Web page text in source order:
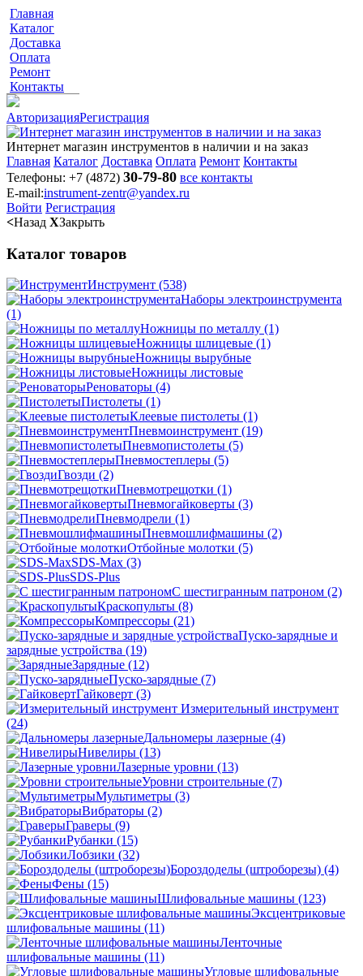
Главная
Каталог
Доставка
Оплата
Ремонт
Контакты
АвторизацияРегистрация
Интернет магазин инструментов в наличии и на заказ
Главная Каталог Доставка Оплата Ремонт Контакты
Телефоны: +7 (4872) 30-79-80 все контакты
E-mail:instrument-zentr@yandex.ru
Войти Регистрация
<Назад XЗакрыть
Каталог товаров
Инструмент (538)
Наборы электроинструмента
(1)
Ножницы по металлу (1)
Ножницы шлицевые (1)
Ножницы вырубные
Ножницы листовые
Реноваторы (4)
Пистолеты (1)
Клеевые пистолеты (1)
Пневмоинструмент (19)
Пневмопистолеты (5)
Пневмостеплеры (5)
Гвозди (2)
Пневмотрещотки (1)
Пневмогайковерты (3)
Пневмодрели (1)
Пневмошлифмашины (2)
Отбойные молотки (5)
SDS-Max (3)
SDS-Plus
C шестигранным патроном (2)
Краскопульты (8)
Компрессоры (21)
Пуско-зарядные и
зарядные устройства (19)
Зарядные (12)
Пуско-зарядные (7)
Гайковерт (3)
Измерительный инструмент
(24)
Дальномеры лазерные (4)
Нивелиры (13)
Лазерные уровни (13)
Уровни строительные (7)
Мультиметры (3)
Вибраторы (2)
Граверы (9)
Рубанки (15)
Лобзики (32)
Бороздоделы (штроборезы) (4)
Фены (15)
Шлифовальные машины (123)
Эксцентриковые
шлифовальные машины (11)
Ленточные
шлифовальные машины (11)
Угловые шлифовальные